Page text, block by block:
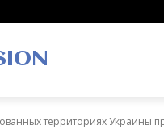
территориях Украины